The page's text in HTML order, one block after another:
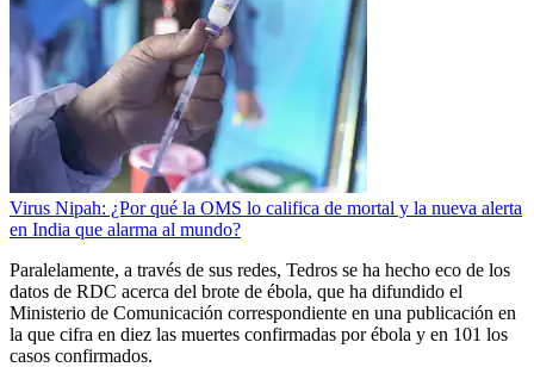
Virus Nipah: ¿Por qué la OMS lo califica de mortal y la nueva alerta
en India que alarma al mundo?
Paralelamente, a través de sus redes, Tedros se ha hecho eco de los
datos de RDC acerca del brote de ébola, que ha difundido el
Ministerio de Comunicación correspondiente en una publicación en
la que cifra en diez las muertes confirmadas por ébola y en 101 los
casos confirmados.